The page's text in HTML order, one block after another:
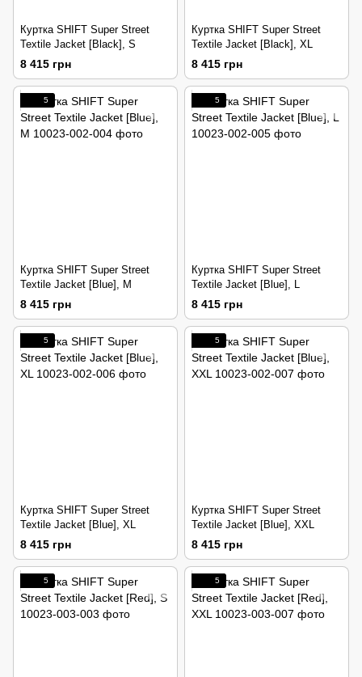
Куртка SHIFT Super Street
Textile Jacket [Black], S
8 415 грн
Куртка SHIFT Super Street
Textile Jacket [Black], XL
8 415 грн
5
Куртка SHIFT Super Street
Textile Jacket [Blue], M
8 415 грн
5
Куртка SHIFT Super Street
Textile Jacket [Blue], L
8 415 грн
5
Куртка SHIFT Super Street
Textile Jacket [Blue], XL
8 415 грн
5
Куртка SHIFT Super Street
Textile Jacket [Blue], XXL
8 415 грн
5 5